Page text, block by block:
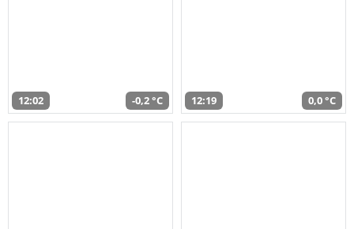
12:02 -0,2 °C 12:19 0,0 °C